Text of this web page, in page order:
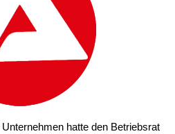
hat­te den Be­triebs­rat